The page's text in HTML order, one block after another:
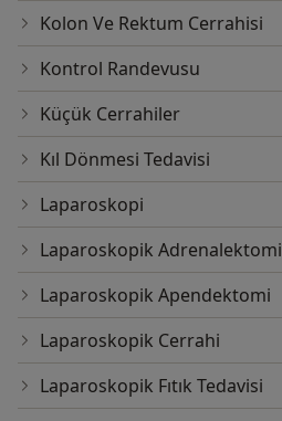
Kolon Ve Rektum Cerrahisi
Kontrol Randevusu
Küçük Cerrahiler
Kıl Dönmesi Tedavisi
Laparoskopi
Laparoskopik Adrenalektomi
Laparoskopik Apendektomi
Laparoskopik Cerrahi
Laparoskopik Fıtık Tedavisi